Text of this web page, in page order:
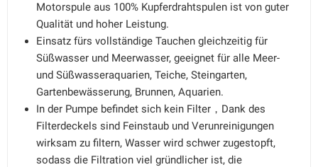
Motorspule aus 100% Kupferdrahtspulen ist von guter
Qualität und hoher Leistung.
Einsatz fürs vollständige Tauchen gleichzeitig für
Süßwasser und Meerwasser, geeignet für alle Meer-
und Süßwasseraquarien, Teiche, Steingarten,
Gartenbewässerung, Brunnen, Aquarien.
In der Pumpe befindet sich kein Filter，Dank des
Filterdeckels sind Feinstaub und Verunreinigungen
wirksam zu filtern, Wasser wird schwer zugestopft,
sodass die Filtration viel gründlicher ist, die